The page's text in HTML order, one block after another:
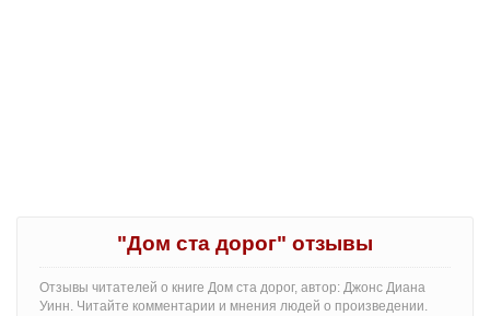
"Дом ста дорог" отзывы
Отзывы читателей о книге Дом ста дорог, автор: Джонс Диана
Уинн. Читайте комментарии и мнения людей о произведении.